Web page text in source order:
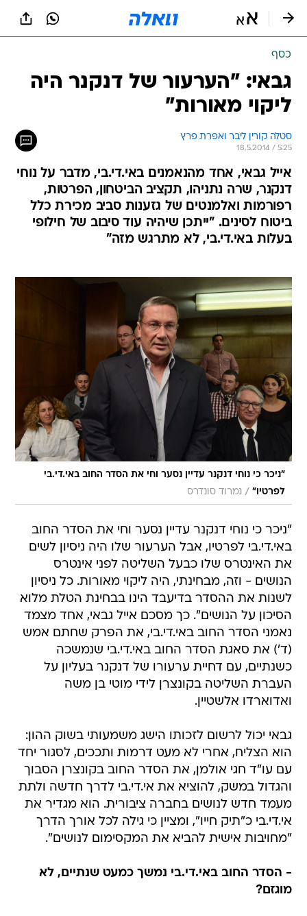
כסף
גבאי: "הערעור של דנקנר היה
ליקוי מאורות"
סטלה קורין ליבר ואפרת פרץ
18.5.2014 / 5:25
אייל גבאי, אחד מהנאמנים באי.די.בי, מדבר על נוחי
דנקנר, שרה נתניהו, תקציב הביטחון, הפרטות,
רפורמות ואלמנטים של גזענות סביב מכירת כלל
ביטוח לסינים. "ייתכן שיהיה עוד סיבוב של חילופי
בעלות באי.די.בי, לא מתרגש מזה"
"ניכר כי נוחי דנקנר עדיין נסער וחי את הסדר החוב באי.די.בי
לפרטיו" / נמרוד סונדרס
"ניכר כי נוחי דנקנר עדיין נסער וחי את הסדר החוב
באי.די.בי לפרטיו, אבל הערעור שלו היה ניסיון לשים
את האינטרס שלו כבעל השליטה לפני אינטרס
הנושים - וזה, מבחינתי, היה ליקוי מאורות. כל ניסיון
לשנות את ההסדר בדיעבד הינו בבחינת הטלת מלוא
הסיכון על הנושים". כך מסכם אייל גבאי, אחד מצמד
נאמני הסדר החוב באי.די.בי, את הפרק שחתם אמש
(ד') את סאגת הסדר החוב באי.די.בי שנמשכה
כשנתיים, עם דחיית ערעורו של דנקנר בעליון על
העברת השליטה בקונצרן לידי מוטי בן משה
ואדוארדו אלשטיין.
גבאי יכול לרשום לזכותו הישג משמעותי בשוק ההון:
הוא הצליח, אחרי לא מעט דרמות ותככים, לסגור יחד
עם עו"ד חגי אולמן, את הסדר החוב בקונצרן הסבוך
והגדול במשק, להוציא את אי.די.בי לדרך חדשה ולתת
מעמד חדש לנושים בחברה ציבורית. הוא מגדיר את
אי.די.בי כ"תיק חייו", ומציין כי גילה לכל אורך הדרך
"מחויבות אישית להביא את המקסימום לנושים".
- הסדר החוב באי.די.בי נמשך כמעט שנתיים, לא
מוגזם?